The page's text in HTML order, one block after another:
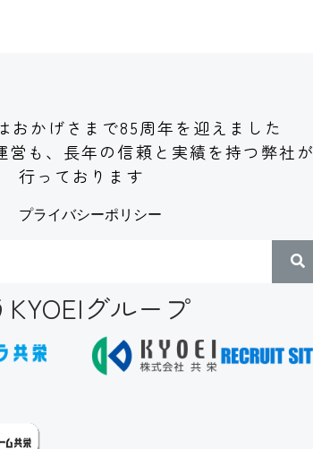
おかげさまで85周年を迎えました
営も、長年の信頼と実績を持つ弊社が
行っております
プライバシーポリシー
グループ